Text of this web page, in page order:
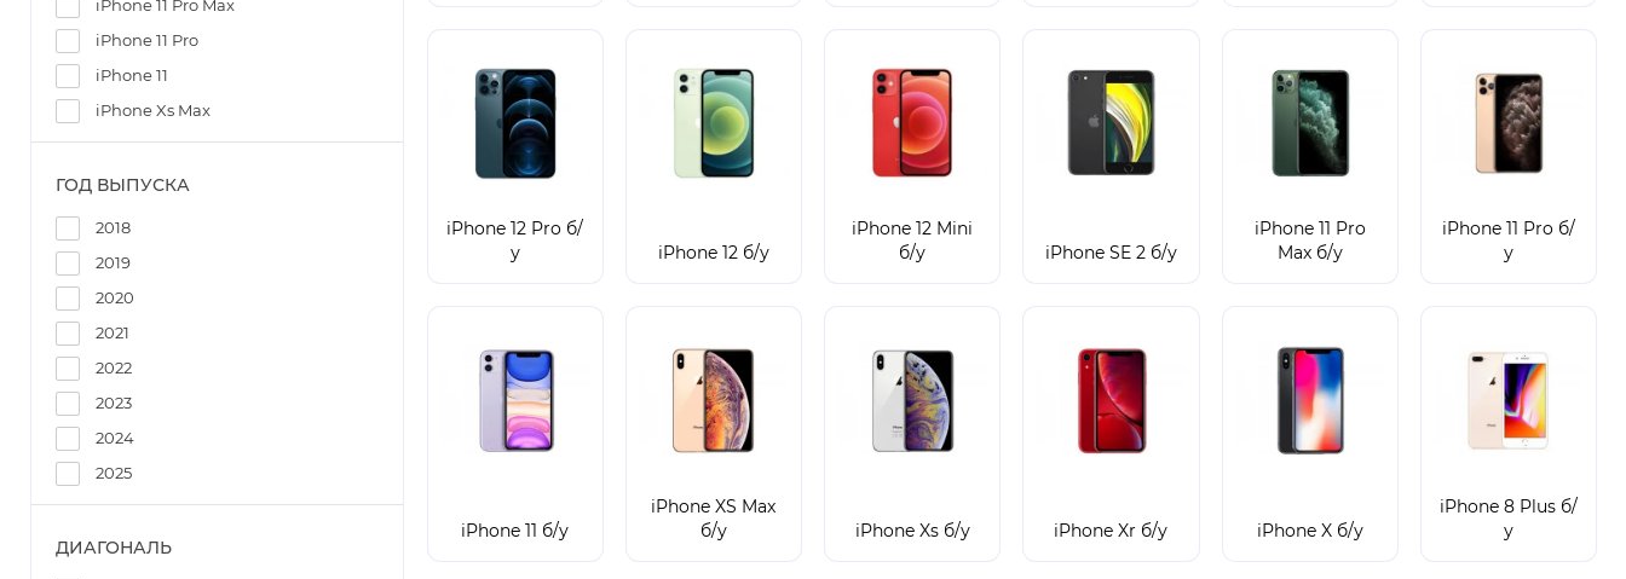
iPhone 11 Pro Max
iPhone 11 Pro
iPhone 11
iPhone Xs Max
ГОД ВЫПУСКА
2018
2019
2020
2021
2022
2023
2024
2025
ДИАГОНАЛЬ
iPhone 12 Pro б/
у
iPhone 12 б/у
iPhone 12 Mini
б/у
iPhone SE 2 б/у
iPhone 11 Pro
Max б/у
iPhone 11 Pro б/
у
iPhone 11 б/у
iPhone XS Max
б/у
iPhone Xs б/у iPhone Xr б/у iPhone X б/у
iPhone 8 Plus б/
у